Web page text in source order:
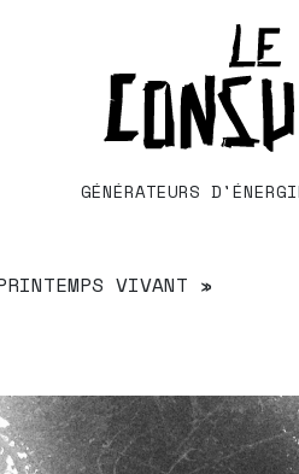
GÉNÉRATEURS
VIVANT »